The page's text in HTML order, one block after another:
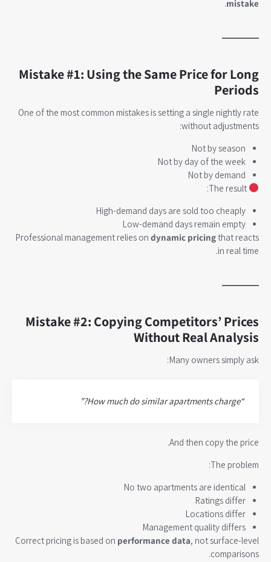
mistake
.
Mistake #1: Using the Same Price for Long
Periods
One of the most common mistakes is setting a single nightly rate
without adjustments:
Not by season
Not by day of the week
Not by demand
The result:
High-demand days are sold too cheaply
Low-demand days remain empty
Professional management relies on dynamic pricingthat reacts
in real time.
Mistake #2: Copying Competitors’ Prices
Without Real Analysis
Many owners simply ask:
“How much do similar apartments charge?”
And then copy the price.
The problem:
No two apartments are identical
Ratings differ
Locations differ
Management quality differs
Correct pricing is based on performance data, not surface-level
comparisons.